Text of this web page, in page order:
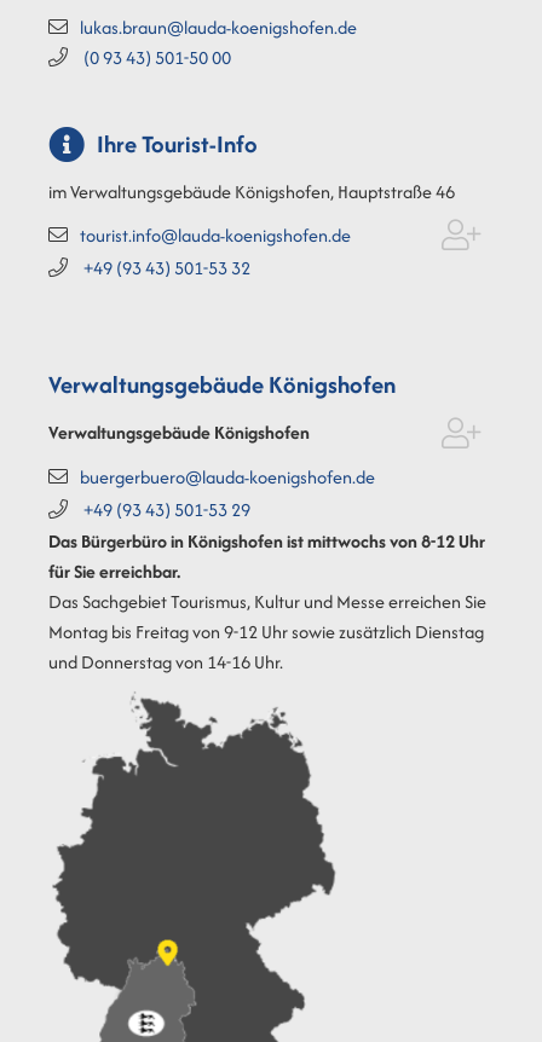
lukas.braun@lauda-koenigshofen.de
(09343) 501-5000
Ihre Tourist-Info
im Verwaltungsgebäude Königshofen, Hauptstraße 46
tourist.info@lauda-koenigshofen.de
+49 (9343) 501-5332
Verwaltungsgebäude Königshofen
Verwaltungsgebäude Königshofen
buergerbuero@lauda-koenigshofen.de
+49 (9343) 501-5329
Das Bürgerbüro in Königshofen ist mittwochs von 8-12 Uhr
für Sie erreichbar.
Das Sachgebiet Tourismus, Kultur und Messe erreichen Sie
Montag bis Freitag von 9-12 Uhr sowie zusätzlich Dienstag
und Donnerstag von 14-16 Uhr.